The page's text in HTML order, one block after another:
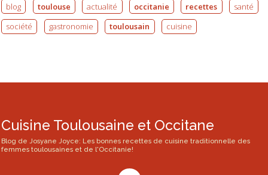
blog toulouse actualité occitanie recettes
santé
société
gastronomie toulousain cuisine
Cuisine Toulousaine et Occitane
Blog de Josyane Joyce: Les bonnes recettes de cuisine traditionnelle des
femmes toulousaines et de l'Occitanie!